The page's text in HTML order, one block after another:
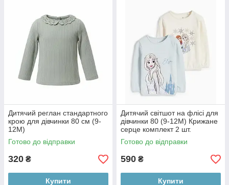
Дитячий реглан стандартного
крою для дівчинки 80 см (9-
12М)
Готово до відправки
320 ₴
Купити
Дитячий світшот на флісі для
дівчинки 80 (9-12М) Крижане
серце комплект 2 шт.
Готово до відправки
590 ₴
Купити